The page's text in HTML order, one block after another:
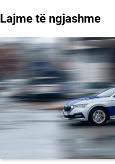
Lajme të ngjashme